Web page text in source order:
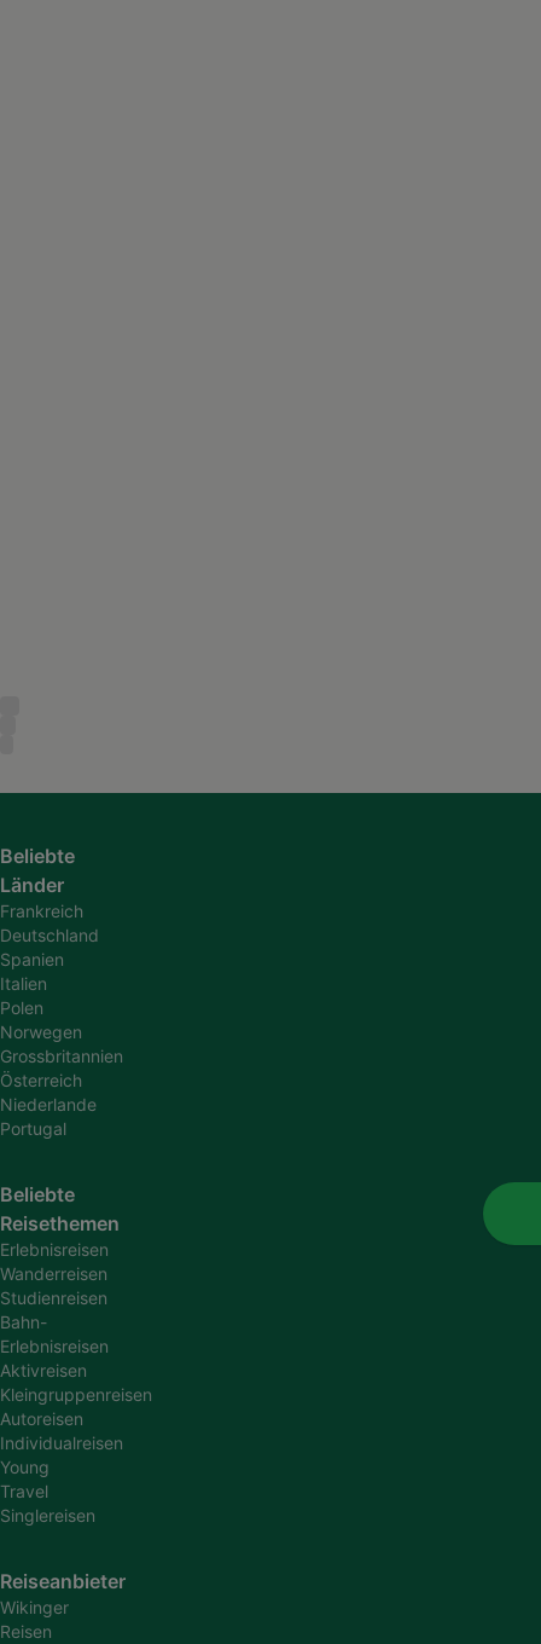
Beliebte
Länder
Frankreich
Deutschland
Spanien
Italien
Polen
Norwegen
Grossbritannien
Österreich
Niederlande
Portugal
Beliebte
Reisethemen
Erlebnisreisen
Wanderreisen
Studienreisen
Bahn-
Erlebnisreisen
Aktivreisen
Kleingruppenreisen
Autoreisen
Individualreisen
Young
Travel
Singlereisen
Reiseanbieter
Wikinger
Reisen